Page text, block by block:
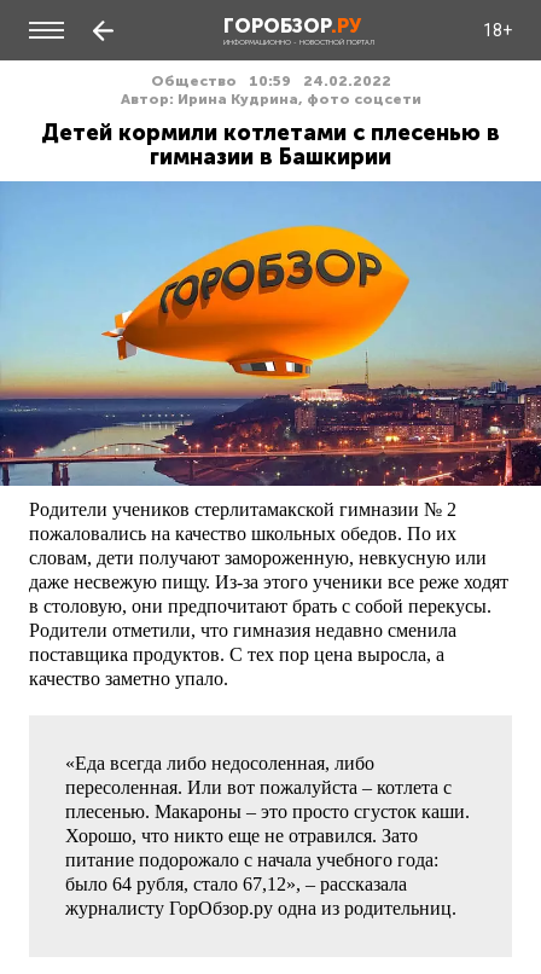
ГОРОБЗОР.РУ
ИНФОРМАЦИОННО - НОВОСТНОЙ ПОРТАЛ
18+
Общество 10:59
24.02.2022
Автор: Ирина Кудрина, фото соцсети
Детей кормили котлетами с плесенью в
гимназии в Башкирии
Родители учеников стерлитамакской гимназии № 2
пожаловались на качество школьных обедов. По их
словам, дети получают замороженную, невкусную или
даже несвежую пищу. Из-за этого ученики все реже ходят
в столовую, они предпочитают брать с собой перекусы.
Родители отметили, что гимназия недавно сменила
поставщика продуктов. С тех пор цена выросла, а
качество заметно упало.
«Еда всегда либо недосоленная, либо
пересоленная. Или вот пожалуйста – котлета с
плесенью. Макароны – это просто сгусток каши.
Хорошо, что никто еще не отравился. Зато
питание подорожало с начала учебного года:
было 64 рубля, стало 67,12», – рассказала
журналисту ГорОбзор.ру одна из родительниц.